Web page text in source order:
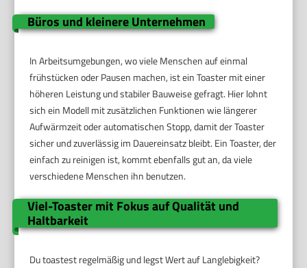
Büros und kleinere Unternehmen
In Arbeitsumgebungen, wo viele Menschen auf einmal
frühstücken oder Pausen machen, ist ein Toaster mit einer
höheren Leistung und stabiler Bauweise gefragt. Hier lohnt
sich ein Modell mit zusätzlichen Funktionen wie längerer
Aufwärmzeit oder automatischen Stopp, damit der Toaster
sicher und zuverlässig im Dauereinsatz bleibt. Ein Toaster, der
einfach zu reinigen ist, kommt ebenfalls gut an, da viele
verschiedene Menschen ihn benutzen.
Viel-Toaster mit Fokus auf Qualität und
Haltbarkeit
Du toastest regelmäßig und legst Wert auf Langlebigkeit?